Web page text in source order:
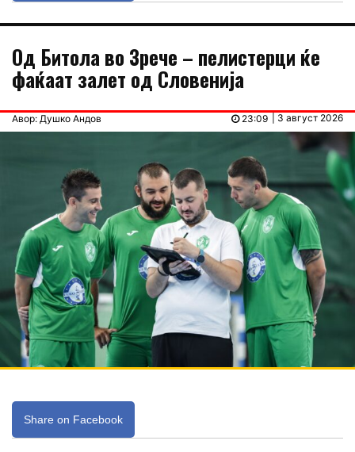
Од Битола во Зрече – пелистерци ќе
фаќаат залет од Словенија
Авор: Душко Андов | 3 август 2026
23:09
Share on Facebook